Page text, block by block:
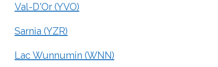
Val-D'Or (YVO)
Sarnia (YZR)
Lac Wunnumin (WNN)